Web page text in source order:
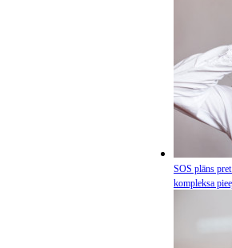
SOS plāns
kompleksa